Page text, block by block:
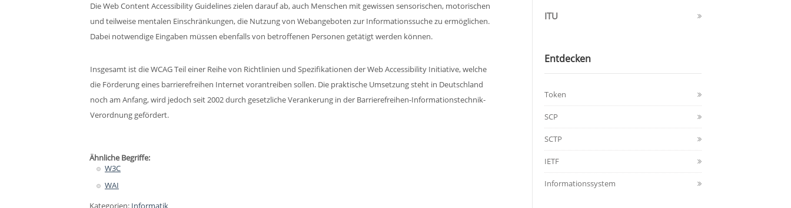
Die Web Content Accessibility Guidelines zielen darauf ab, auch Menschen mit gewissen sensorischen, motorischen
und teilweise mentalen Einschränkungen, die Nutzung von Webangeboten zur Informationssuche zu ermöglichen.
Dabei notwendige Eingaben müssen ebenfalls von betroffenen Personen getätigt werden können.
Insgesamt ist die WCAG Teil einer Reihe von Richtlinien und Spezifikationen der Web Accessibility Initiative, welche
die Förderung eines barrierefreihen Internet vorantreiben sollen. Die praktische Umsetzung steht in Deutschland
noch am Anfang, wird jedoch seit 2002 durch gesetzliche Verankerung in der Barrierefreihen-Informationstechnik-
Verordnung gefördert.
Ähnliche Begriffe:
W3C
WAI
Kategorien: Informatik
ITU
Entdecken
Token
SCP
SCTP
IETF
Informationssystem